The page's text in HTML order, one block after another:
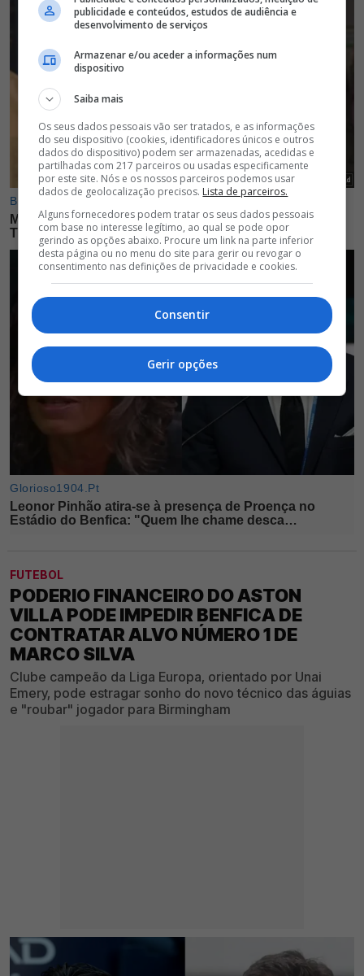
FUTEBOL
PODERIO FINANCEIRO DO ASTON
VILLA PODE IMPEDIR BENFICA DE
CONTRATAR ALVO NÚMERO 1 DE
MARCO SILVA
Clube campeão da Liga Europa, orientado por Unai
Emery, pode estragar sonho do novo técnico das águias
e "roubar" jogador para Birmingham
publicidade e conteúdos, estudos de audiência e
desenvolvimento de serviços
Armazenar e/ou aceder a informações num
dispositivo
Saiba mais
Os seus dados pessoais vão ser tratados, e as informações
do seu dispositivo (cookies, identificadores únicos e outros
dados do dispositivo) podem ser armazenadas, acedidas e
partilhadas com 217 parceiros ou usadas especificamente
por este site. Nós e os nossos parceiros podemos usar
dados de geolocalização precisos. Lista de parceiros.
Alguns fornecedores podem tratar os seus dados pessoais
com base no interesse legítimo, ao qual se pode opor
gerindo as opções abaixo. Procure um link na parte inferior
desta página ou no menu do site para gerir ou revogar o
consentimento nas definições de privacidade e cookies.
Consentir
Gerir opções